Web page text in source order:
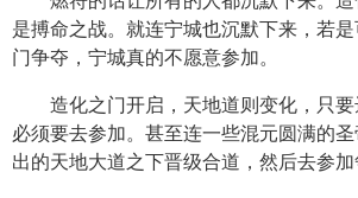
是搏命之战。就连宁城也沉默下来，若
门争夺，宁城真的不愿意参加。
造化之门开启，天地道则变化，只
必须要去参加。甚至连一些混元圆满的
出的天地大道之下晋级合道，然后去参加